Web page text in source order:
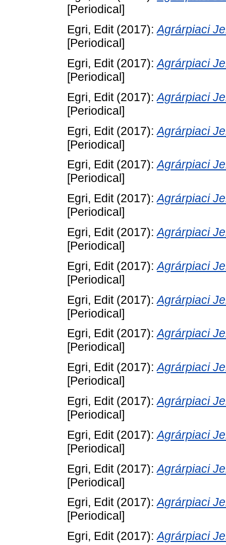
[Periodical]
Egri, Edit(2017):Agrárpiaci
[Periodical]
Egri, Edit(2017):Agrárpiaci
[Periodical]
Egri, Edit(2017):Agrárpiaci
[Periodical]
Egri, Edit(2017):Agrárpiaci
[Periodical]
Egri, Edit(2017):Agrárpiaci
[Periodical]
Egri, Edit(2017):Agrárpiaci
[Periodical]
Egri, Edit(2017):Agrárpiaci
[Periodical]
Egri, Edit(2017):Agrárpiaci
[Periodical]
Egri, Edit(2017):Agrárpiaci
[Periodical]
Egri, Edit(2017):Agrárpiaci
[Periodical]
Egri, Edit(2017):Agrárpiaci
[Periodical]
Egri, Edit(2017):Agrárpiaci
[Periodical]
Egri, Edit(2017):Agrárpiaci
[Periodical]
Egri, Edit(2017):Agrárpiaci
[Periodical]
Egri, Edit(2017):Agrárpiaci
[Periodical]
Egri, Edit(2017):Agrárpiaci